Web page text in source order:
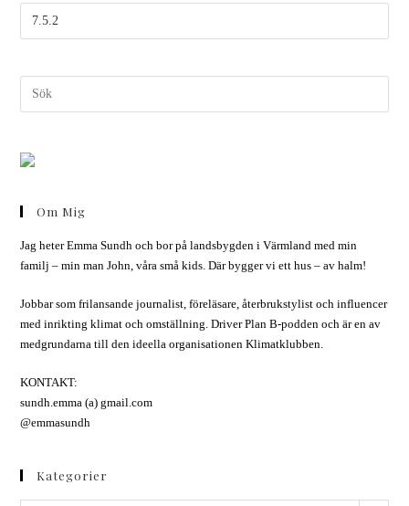
Om Mig
Jag heter Emma Sundh och bor på landsbygden i Värmland med min
familj – min man John, våra små kids. Där bygger vi ett hus – av halm!
Jobbar som frilansande journalist, föreläsare, återbrukstylist och influencer
med inrikting klimat och omställning. Driver Plan B-podden och är en av
medgrundarna till den ideella organisationen Klimatklubben.
KONTAKT:
sundh.emma (a) gmail.com
@emmasundh
Kategorier